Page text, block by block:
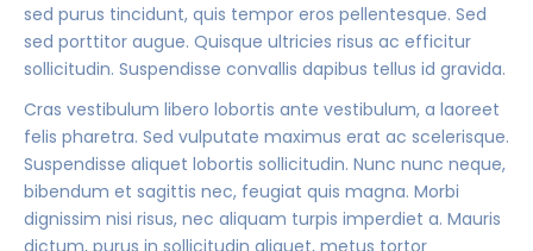
sed purus tincidunt, quis tempor eros pellentesque. Sed
sed porttitor augue. Quisque ultricies risus ac efficitur
sollicitudin. Suspendisse convallis dapibus tellus id gravida.
Cras vestibulum libero lobortis ante vestibulum, a laoreet
felis pharetra. Sed vulputate maximus erat ac scelerisque.
Suspendisse aliquet lobortis sollicitudin. Nunc nunc neque,
bibendum et sagittis nec, feugiat quis magna. Morbi
dignissim nisi risus, nec aliquam turpis imperdiet a. Mauris
dictum, purus in sollicitudin aliquet, metus tortor